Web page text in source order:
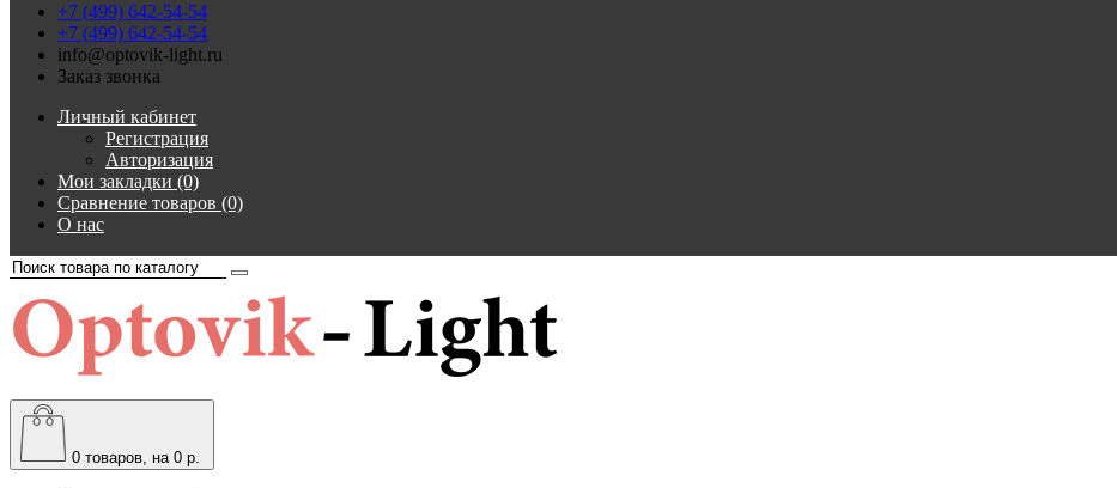
+7 (499) 642-54-54
+7 (499) 642-54-54
info@optovik-light.ru
Заказ звонка
Личный кабинет
Регистрация
Авторизация
Мои закладки (0)
Сравнение товаров (0)
О нас
0 товаров, на 0 р.